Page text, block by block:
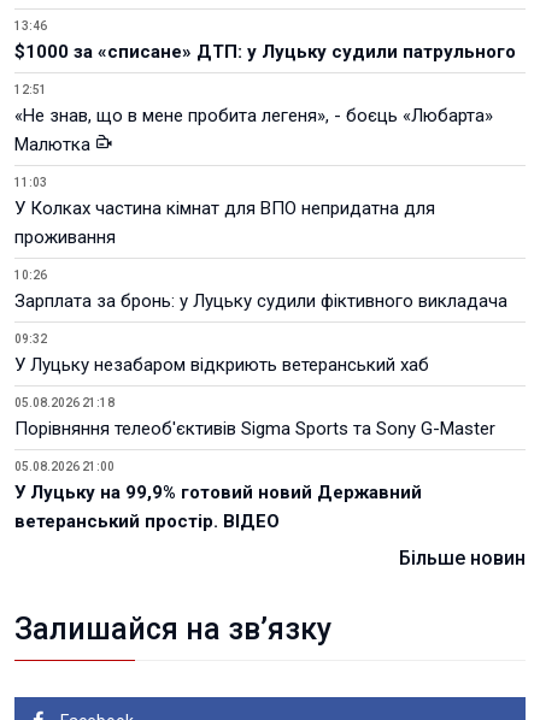
13:46
$1000 за «списане» ДТП: у Луцьку судили патрульного
12:51
«Не знав, що в мене пробита легеня», - боєць «Любарта»
Малютка
11:03
У Колках частина кімнат для ВПО непридатна для
проживання
10:26
Зарплата за бронь: у Луцьку судили фіктивного викладача
09:32
У Луцьку незабаром відкриють ветеранський хаб
05.08.2026 21:18
Порівняння телеоб'єктивів Sigma Sports та Sony G-Master
05.08.2026 21:00
У Луцьку на 99,9% готовий новий Державний
ветеранський простір. ВІДЕО
Більше новин
Залишайся на зв’язку